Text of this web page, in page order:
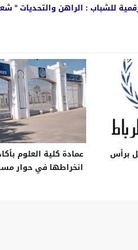
للشباب : الراهن والتحديات "
برأس
عمادة كلية العلوم
انخراطها في حوار